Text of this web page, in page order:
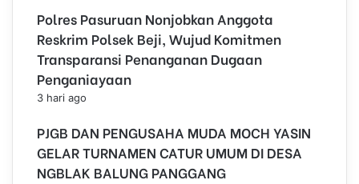
Polres Pasuruan Nonjobkan Anggota
Reskrim Polsek Beji, Wujud Komitmen
Transparansi Penanganan Dugaan
Penganiayaan
3 hari ago
PJGB DAN PENGUSAHA MUDA MOCH YASIN
GELAR TURNAMEN CATUR UMUM DI DESA
NGBLAK BALUNG PANGGANG